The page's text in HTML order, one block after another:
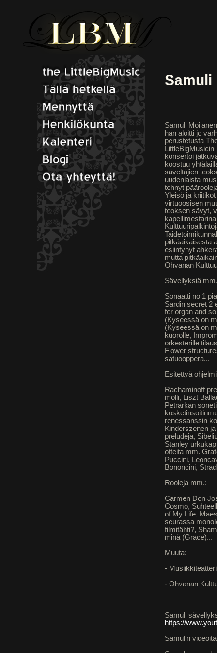
Samuli
Samuli
hän aloitti jo
perustetusta
LittleBigMusicin
konsertoi
koostuu
säveltäjien
uudenlaista
tehnyt
Yleisö ja
virtuoosisen
teoksen sävyt,
pitkäaikaisesta
esiintynyt
mutta
Ohvanan
Sävellyksiä
Sonaatti no 1
Sardin secret 2
for organ and
(Kyseessä on
(Kyseessä on
kuorolle,
orkesterille
Flower
satuooppera...
Esitettyä
Rachaminoff
molli, Liszt
Petrarkan
renessanssin
Kinderszenen
preludeja,
Stanley
otteita mm.
Puccini,
Bononcini,
Rooleja mm.:
Carmen Don
Cosmo,
of My Life,
seurassa
filmitähti?,
minä (Grace)...
Muuta:
-
- Ohvanan
Samuli
https://
Samulin